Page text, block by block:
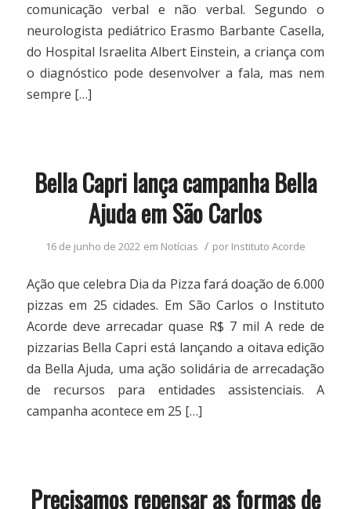
comunicação verbal e não verbal. Segundo o
neurologista pediátrico Erasmo Barbante Casella,
do Hospital Israelita Albert Einstein, a criança com
o diagnóstico pode desenvolver a fala, mas nem
sempre […]
Bella Capri lança campanha Bella
Ajuda em São Carlos
16 de junho de 2022 em Notícias / por Instituto Acorde
Ação que celebra Dia da Pizza fará doação de 6.000
pizzas em 25 cidades. Em São Carlos o Instituto
Acorde deve arrecadar quase R$ 7 mil A rede de
pizzarias Bella Capri está lançando a oitava edição
da Bella Ajuda, uma ação solidária de arrecadação
de recursos para entidades assistenciais. A
campanha acontece em 25 […]
Precisamos repensar as formas de